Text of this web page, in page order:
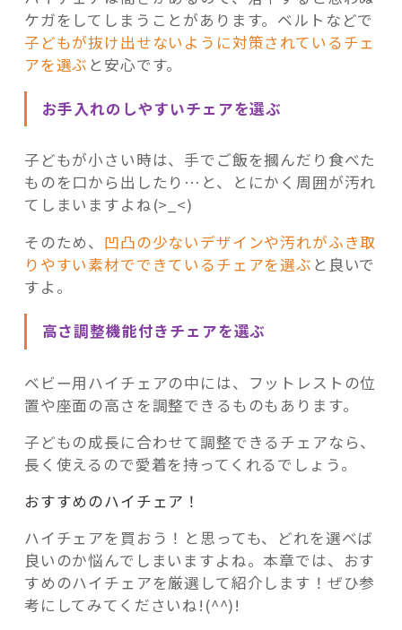
ケガをしてしまうことがあります。ベルトなどで
子どもが抜け出せないように対策されているチェ
アを選ぶ と安心です。
お手入れのしやすいチェアを選ぶ
子どもが小さい時は、手でご飯を摑んだり食べた
ものを口から出したり…と、とにかく周囲が汚れ
てしまいますよね(>_<)
そのため、 凹凸の少ないデザインや汚れがふき取
りやすい素材でできているチェアを選ぶ と良いで
すよ。
高さ調整機能付きチェアを選ぶ
ベビー用ハイチェアの中には、フットレストの位
置や座面の高さを調整できるものもあります。
子どもの成長に合わせて調整できるチェアなら、
長く使えるので愛着を持ってくれるでしょう。
おすすめのハイチェア！
ハイチェアを買おう！と思っても、どれを選べば
良いのか悩んでしまいますよね。本章では、おす
すめのハイチェアを厳選して紹介します！ぜひ参
考にしてみてくださいね!(^^)!